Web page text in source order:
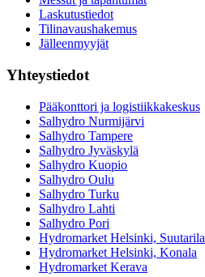
Laskutustiedot
Tilinavaushakemus
Jälleenmyyjät
Yhteystiedot
Pääkonttori ja logistiikkakeskus
Salhydro Nurmijärvi
Salhydro Tampere
Salhydro Jyväskylä
Salhydro Kuopio
Salhydro Oulu
Salhydro Turku
Salhydro Lahti
Salhydro Pori
Hydromarket Helsinki, Suutarila
Hydromarket Helsinki, Konala
Hydromarket Kerava